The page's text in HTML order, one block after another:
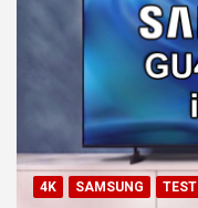
4K SAMSUNG TEST